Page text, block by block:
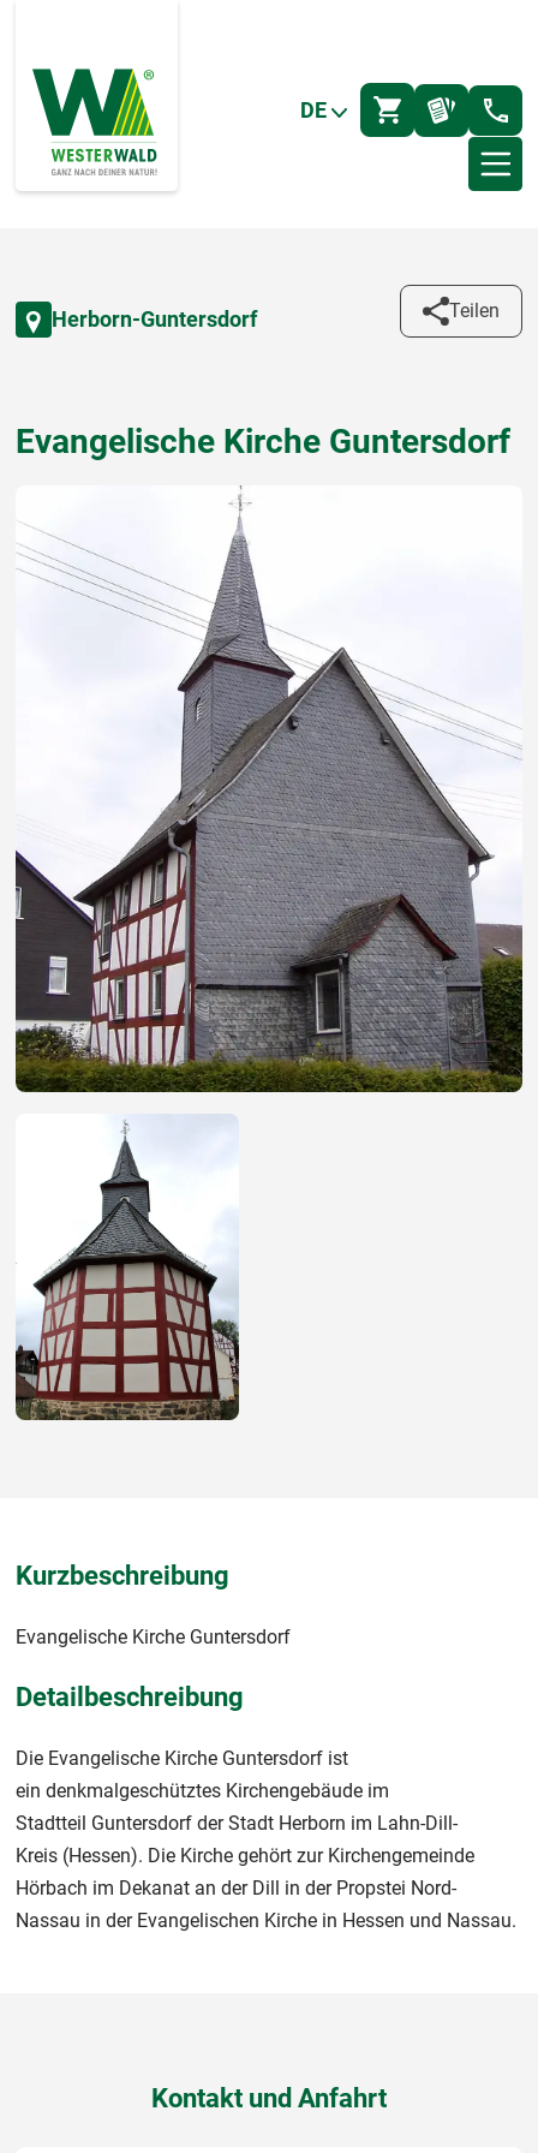
DE
Herborn-Guntersdorf Teilen
Evangelische Kirche Guntersdorf
Kurzbeschreibung
Evangelische Kirche Guntersdorf
Detailbeschreibung
Die Evangelische Kirche Guntersdorf ist
ein denkmalgeschütztes Kirchengebäude im
Stadtteil Guntersdorf der Stadt Herborn im Lahn-Dill-
Kreis (Hessen). Die Kirche gehört zur Kirchengemeinde
Hörbach im Dekanat an der Dill in der Propstei Nord-
Nassau in der Evangelischen Kirche in Hessen und Nassau.
Kontakt und Anfahrt